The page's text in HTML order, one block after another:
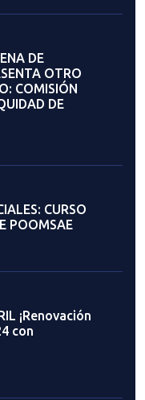
HISTORIA
SACRIFICIO
USO DEL
DE LA
DE